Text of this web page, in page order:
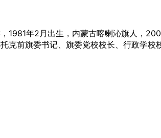
年2月出生，内蒙古喀喇沁旗人，
克前旗委书记、旗委党校校长、行政学校